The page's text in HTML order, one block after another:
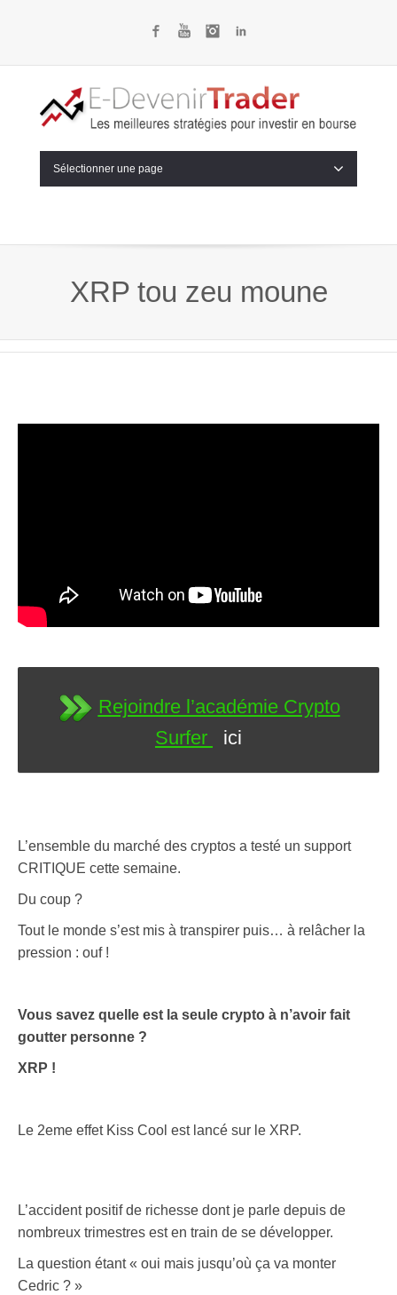
FacebookYouTubeInstagram
Sélectionner une page
XRP tou zeu moune
Rejoindre l’académie Crypto
Surfer
ici
L’ensemble du marché des cryptos a testé un support
CRITIQUE cette semaine.
Du coup ?
Tout le monde s’est mis à transpirer puis… à relâcher la
pression : ouf !
Vous savez quelle est la seule crypto à n’avoir fait
goutter personne ?
XRP !
Le 2eme effet Kiss Cool est lancé sur le XRP.
L’accident positif de richesse dont je parle depuis de
nombreux trimestres est en train de se développer.
La question étant « oui mais jusqu’où ça va monter
Cedric ? »